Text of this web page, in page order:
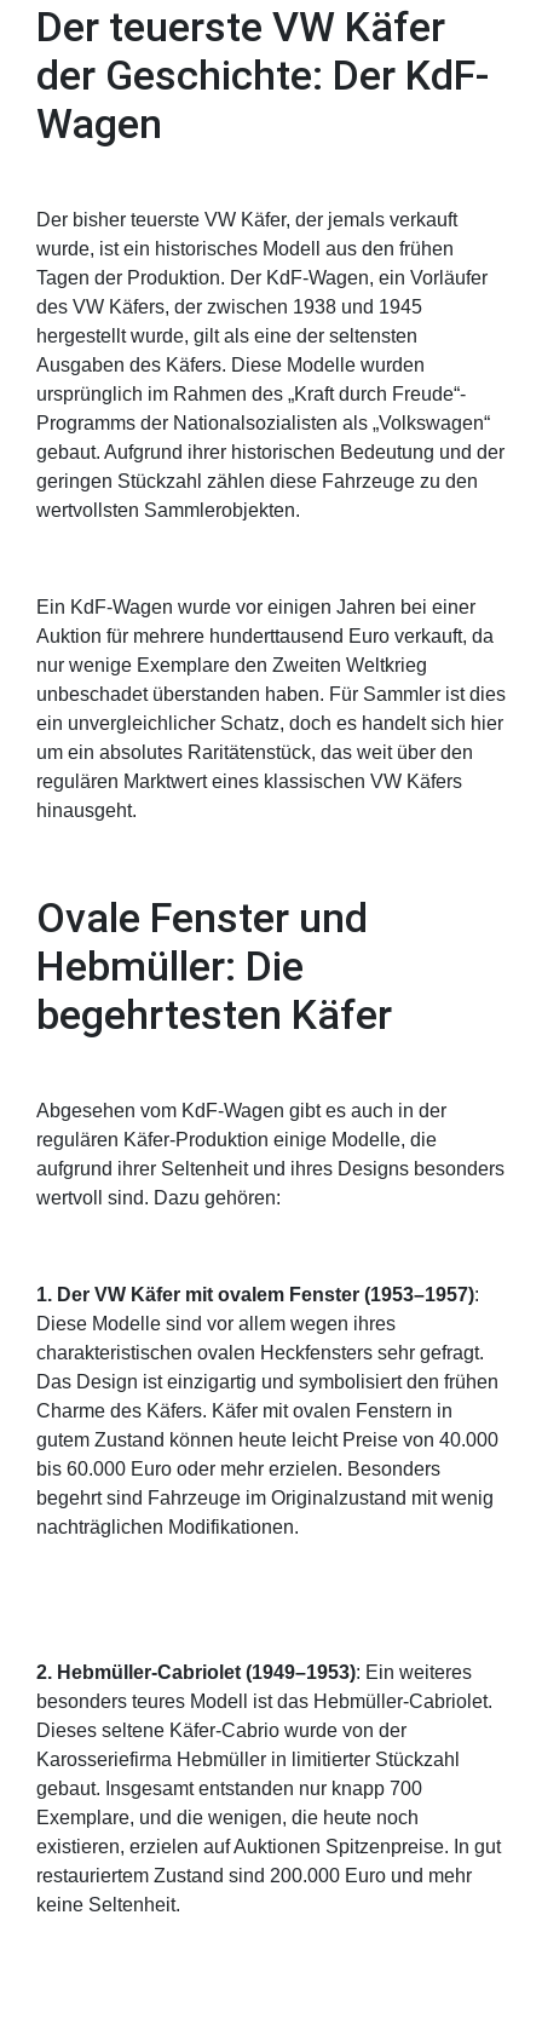
Der teuerste VW Käfer
der Geschichte: Der KdF-
Wagen
Der bisher teuerste VW Käfer, der jemals verkauft
wurde, ist ein historisches Modell aus den frühen
Tagen der Produktion. Der KdF-Wagen, ein Vorläufer
des VW Käfers, der zwischen 1938 und 1945
hergestellt wurde, gilt als eine der seltensten
Ausgaben des Käfers. Diese Modelle wurden
ursprünglich im Rahmen des „Kraft durch Freude“-
Programms der Nationalsozialisten als „Volkswagen“
gebaut. Aufgrund ihrer historischen Bedeutung und der
geringen Stückzahl zählen diese Fahrzeuge zu den
wertvollsten Sammlerobjekten.
Ein KdF-Wagen wurde vor einigen Jahren bei einer
Auktion für mehrere hunderttausend Euro verkauft, da
nur wenige Exemplare den Zweiten Weltkrieg
unbeschadet überstanden haben. Für Sammler ist dies
ein unvergleichlicher Schatz, doch es handelt sich hier
um ein absolutes Raritätenstück, das weit über den
regulären Marktwert eines klassischen VW Käfers
hinausgeht.
Ovale Fenster und
Hebmüller: Die
begehrtesten Käfer
Abgesehen vom KdF-Wagen gibt es auch in der
regulären Käfer-Produktion einige Modelle, die
aufgrund ihrer Seltenheit und ihres Designs besonders
wertvoll sind. Dazu gehören:
1. Der VW Käfer mit ovalem Fenster (1953–1957):
Diese Modelle sind vor allem wegen ihres
charakteristischen ovalen Heckfensters sehr gefragt.
Das Design ist einzigartig und symbolisiert den frühen
Charme des Käfers. Käfer mit ovalen Fenstern in
gutem Zustand können heute leicht Preise von 40.000
bis 60.000 Euro oder mehr erzielen. Besonders
begehrt sind Fahrzeuge im Originalzustand mit wenig
nachträglichen Modifikationen.
2. Hebmüller-Cabriolet (1949–1953): Ein weiteres
besonders teures Modell ist das Hebmüller-Cabriolet.
Dieses seltene Käfer-Cabrio wurde von der
Karosseriefirma Hebmüller in limitierter Stückzahl
gebaut. Insgesamt entstanden nur knapp 700
Exemplare, und die wenigen, die heute noch
existieren, erzielen auf Auktionen Spitzenpreise. In gut
restauriertem Zustand sind 200.000 Euro und mehr
keine Seltenheit.